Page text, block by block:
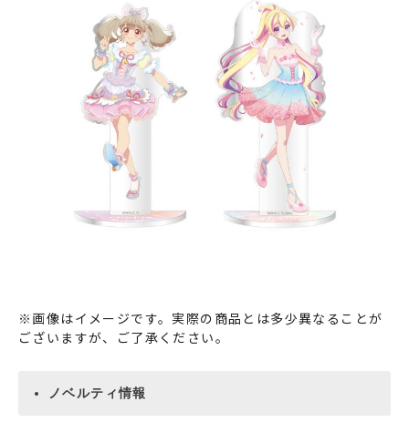
※画像はイメージです。実際の商品とは多少異なることが
ございますが、ご了承ください。
ノベルティ情報